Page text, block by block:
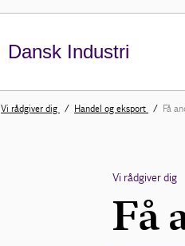
Dansk Industri
Vi rådgiver dig Handel og eksport Få
Vi rådgiver dig
Få